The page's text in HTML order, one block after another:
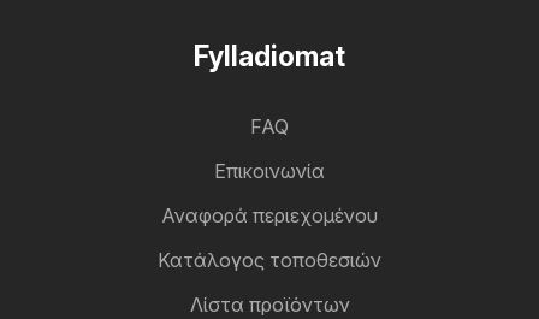
Fylladiomat
FAQ
Επικοινωνία
Αναφορά περιεχομένου
Κατάλογος τοποθεσιών
Λίστα προϊόντων